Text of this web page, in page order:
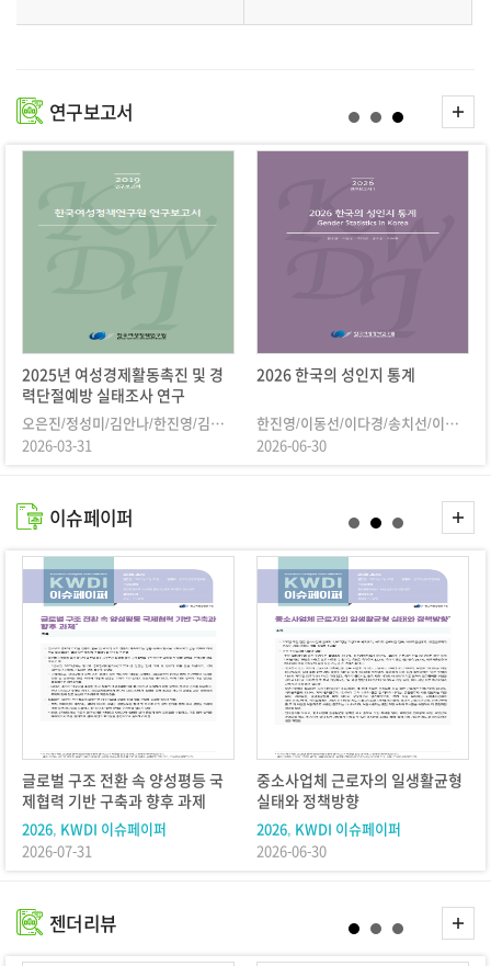
연구보고서
2025년 여성경제활동촉진 및 경
력단절예방 실태조사 연구
오은진/정성미/김안나/한진영/김효경
2026-03-31
2026 한국의 성인지 통계
한진영/이동선/이다경/송치선/이서현
2026-06-30
이슈페이퍼
글로벌 구조 전환 속 양성평등 국
제협력 기반 구축과 향후 과제
2026, KWDI 이슈페이퍼
2026-07-31
중소사업체 근로자의 일생활균형
실태와 정책방향
2026, KWDI 이슈페이퍼
2026-06-30
젠더리뷰